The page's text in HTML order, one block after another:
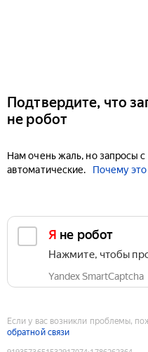
Подтвердите, что
не робот
Нам очень жаль, но запросы
автоматические.
Почему
Я не робот
Нажмите, чтобы
Yandex SmartCaptcha
Если у вас возникли проблемы,
обратной связи